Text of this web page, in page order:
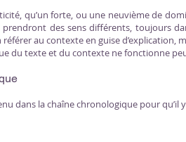
qu’un forte, ou une neuvième de
des sens différents, toujours
référer au contexte en guise
du texte et du contexte ne fonctionne
dans la chaîne chronologique pour qu’il